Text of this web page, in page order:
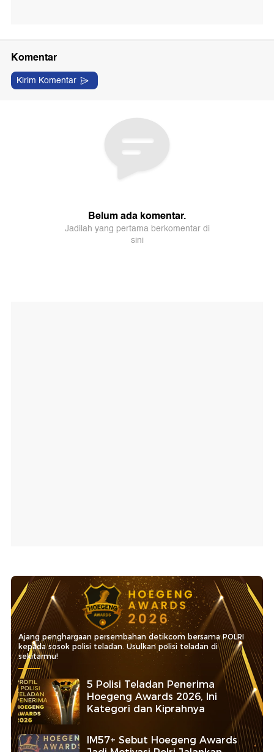
Ajang penghargaan persembahan detikcom bersama POLRI
kepada sosok polisi teladan. Usulkan polisi teladan di
sekitarmu!
5 Polisi Teladan Penerima
Hoegeng Awards 2026, Ini
Kategori dan Kiprahnya
IM57+ Sebut Hoegeng Awards